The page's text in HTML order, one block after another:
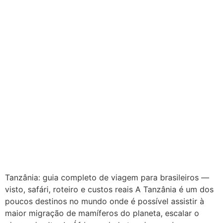
Tanzânia: guia completo de viagem para brasileiros —
visto, safári, roteiro e custos reais A Tanzânia é um dos
poucos destinos no mundo onde é possível assistir à
maior migração de mamíferos do planeta, escalar o